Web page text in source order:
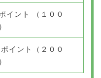
イント （１００
ポイント（２００